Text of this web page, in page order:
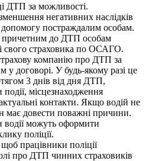
ДТП за можливості.
негативних наслідків
постраждалим особам.
до ДТП особам
свого страховика по ОСАГО.
компанію про ДТП за
у договорі. У будь-якому разі це
3 днів від дня ДТП,
місцезнаходження
контакти. Якщо водій не
має довести поважні причини.
можуть оформити
поліції.
працівники поліції
про ДТП чинних страховиків